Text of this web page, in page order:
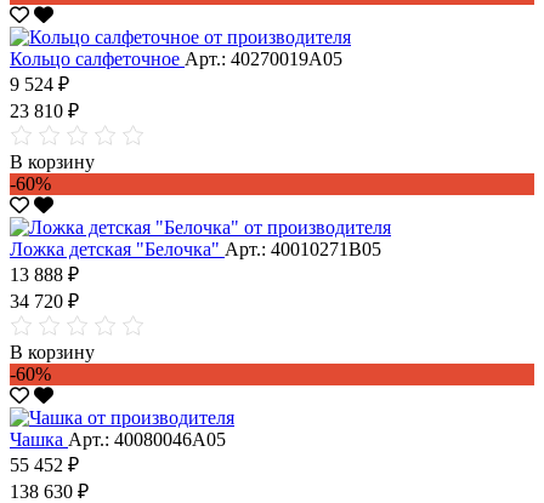
Кольцо салфеточное Арт.: 40270019А05
9 524 ₽
23 810 ₽
В корзину
-60%
Ложка детская "Белочка" Арт.: 40010271В05
13 888 ₽
34 720 ₽
В корзину
-60%
Чашка Арт.: 40080046А05
55 452 ₽
138 630 ₽